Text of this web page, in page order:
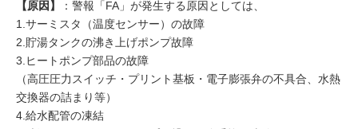
【原因】
：警報「FA」が発生する原因としては、
1.サーミスタ（温度センサー）の故障
2.貯湯タンクの沸き上げポンプ故障
3.ヒートポンプ部品の故障
（高圧圧力スイッチ・プリント基板・電子膨張弁の不具合、水熱
交換器の詰まり等）
4.給水配管の凍結